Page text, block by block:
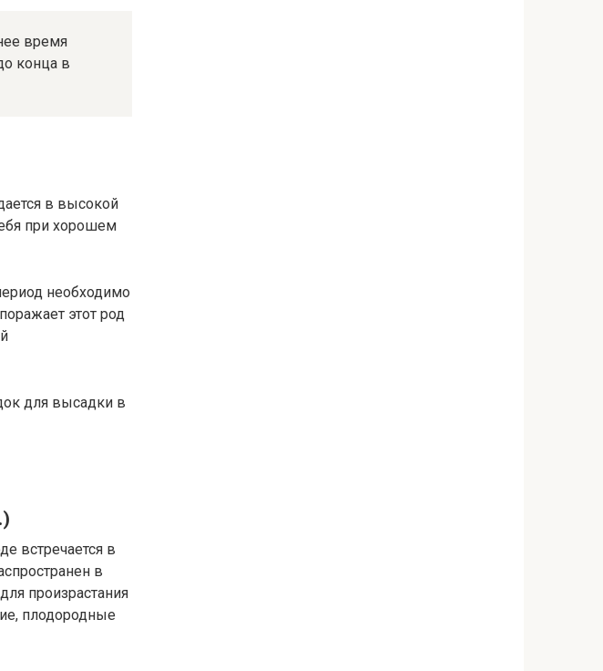
время
конца в
в высокой
при хорошем
необходимо
этот род
для высадки в
встречается в
в
произрастания
плодородные